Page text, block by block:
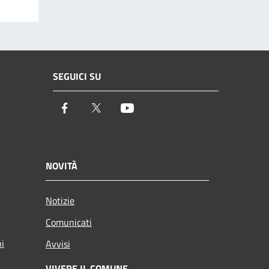
SEGUICI SU
Facebook Twitter
NOVITÀ
Notizie
Comunicati
Avvisi